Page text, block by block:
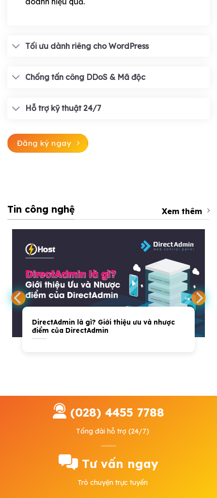
Tối ưu dành riêng cho WordPress
Chống tấn công DDoS & Mã độc
Hỗ trợ kỹ thuật 24/7
Đăng ký ngay
Tin công nghệ Xem thêm
DirectAdmin là gì? Giới thiệu ưu và nhược
điểm của DirectAdmin
(028) 4455 7788
Tổng đài hỗ trợ (24/7)
Tư vấn ngay
Trò chuyện trực tuyến